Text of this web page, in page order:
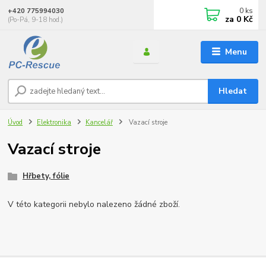
Menu
Hledat
+420 775994030
(Po-Pá, 9-18 hod.)
0 ks
za 0 Kč
Úvod Elektronika Kancelář Vazací stroje
Vazací stroje
Hřbety, fólie
V této kategorii nebylo nalezeno žádné zboží.